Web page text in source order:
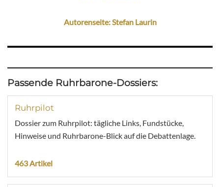
Autorenseite: Stefan Laurin
Passende Ruhrbarone-Dossiers:
Ruhrpilot
Dossier zum Ruhrpilot: tägliche Links, Fundstücke,
Hinweise und Ruhrbarone-Blick auf die Debattenlage.
463 Artikel